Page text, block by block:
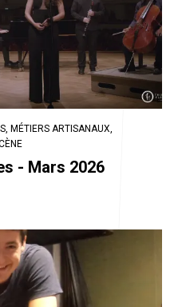
MÉTIERS ARTISANAUX,
- Mars 2026